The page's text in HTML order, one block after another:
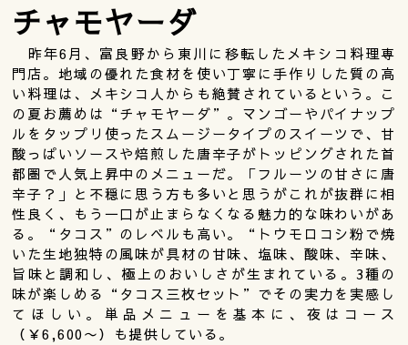
チャモヤーダ
昨年6月、富良野から東川に移転したメキシコ料理専
門店。地域の優れた食材を使い丁寧に手作りした質の高
い料理は、メキシコ人からも絶賛されているという。こ
の夏お薦めは“チャモヤーダ”。マンゴーやパイナップ
ルをタップリ使ったスムージータイプのスイーツで、甘
酸っぱいソースや焙煎した唐辛子がトッピングされた首
都圏で人気上昇中のメニューだ。「フルーツの甘さに唐
辛子？」と不穏に思う方も多いと思うがこれが抜群に相
性良く、もう一口が止まらなくなる魅力的な味わいがあ
る。“タコス”のレベルも高い。“トウモロコシ粉で焼
いた生地独特の風味が具材の甘味、塩味、酸味、辛味、
旨味と調和し、極上のおいしさが生まれている。3種の
味が楽しめる“タコス三枚セット”でその実力を実感し
てほしい。単品メニューを基本に、夜はコース
（￥6,600〜）も提供している。